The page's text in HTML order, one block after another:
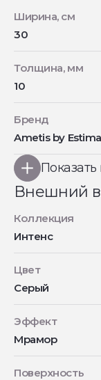
Ширина, см
30
Толщина, мм
10
Бренд
Ametis by Estima
Внешний
Коллекция
Интенс
Цвет
Серый
Эффект
Мрамор
Поверхность